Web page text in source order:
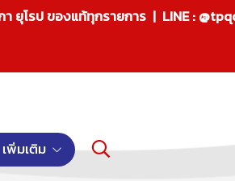
ยุโรป ของแท้ทุกรายการ | LINE :
เพิ่มเติม